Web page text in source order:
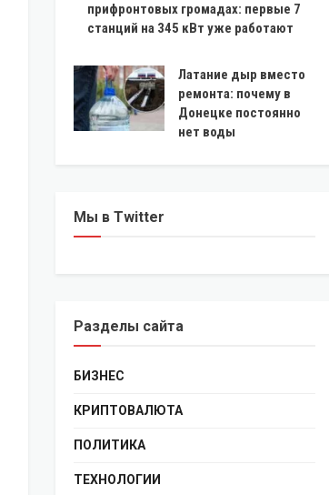
прифронтовых громадах: первые 7
станций на 345 кВт уже работают
Латание дыр вместо
ремонта: почему в
Донецке постоянно
нет воды
Мы в Twitter
Разделы сайта
БИЗНЕС
КРИПТОВАЛЮТА
ПОЛИТИКА
ТЕХНОЛОГИИ